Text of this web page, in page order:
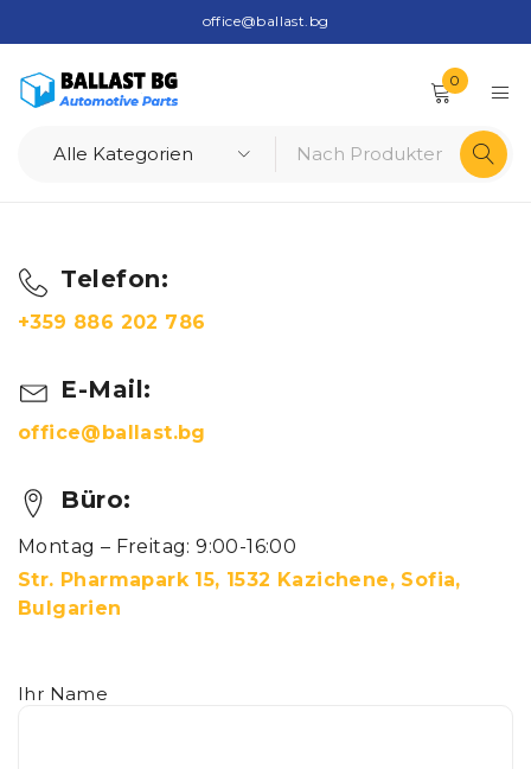
office@ballast.bg
0
Telefon:
+359 886 202 786
E-Mail:
office@ballast.bg
Büro:
Montag – Freitag: 9:00-16:00
Str. Pharmapark 15, 1532 Kazichene, Sofia,
Bulgarien
Ihr Name